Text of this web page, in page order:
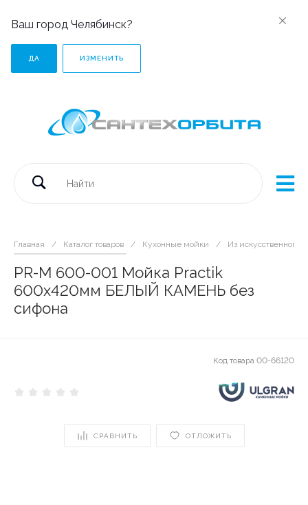
Ваш город Челябинск?
ДА ИЗМЕНИТЬ
Главная / Каталог товаров / Кухонные мойки / Из искусственного
PR-M 600-001 Мойка Practik
600х420мм БЕЛЫЙ КАМЕНЬ без
сифона
Код товара 00-66120
СРАВНИТЬ ОТЛОЖИТЬ